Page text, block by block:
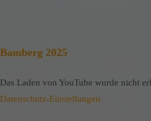
Bamberg 2025
Das Laden von YouTube wurde nicht
Datenschutz-Einstellungen